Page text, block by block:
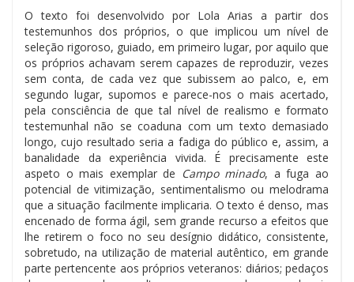
O texto foi desenvolvido por Lola Arias a partir dos
testemunhos dos próprios, o que implicou um nível de
seleção rigoroso, guiado, em primeiro lugar, por aquilo que
os próprios achavam serem capazes de reproduzir, vezes
sem conta, de cada vez que subissem ao palco, e, em
segundo lugar, supomos e parece-nos o mais acertado,
pela consciência de que tal nível de realismo e formato
testemunhal não se coaduna com um texto demasiado
longo, cujo resultado seria a fadiga do público e, assim, a
banalidade da experiência vivida. É precisamente este
aspeto o mais exemplar de Campo minado, a fuga ao
potencial de vitimização, sentimentalismo ou melodrama
que a situação facilmente implicaria. O texto é denso, mas
encenado de forma ágil, sem grande recurso a efeitos que
lhe retirem o foco no seu desígnio didático, consistente,
sobretudo, na utilização de material autêntico, em grande
parte pertencente aos próprios veteranos: diários; pedaços